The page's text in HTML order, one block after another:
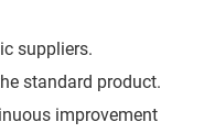
suppliers.
standard product.
improvement